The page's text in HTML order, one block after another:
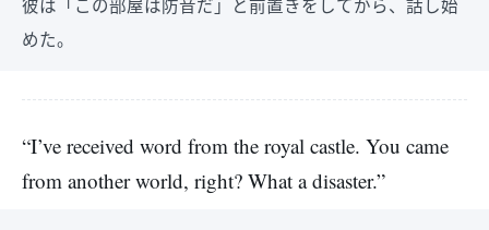
めた。
“I’ve received word from the royal castle. You came
from another world, right? What a disaster.”